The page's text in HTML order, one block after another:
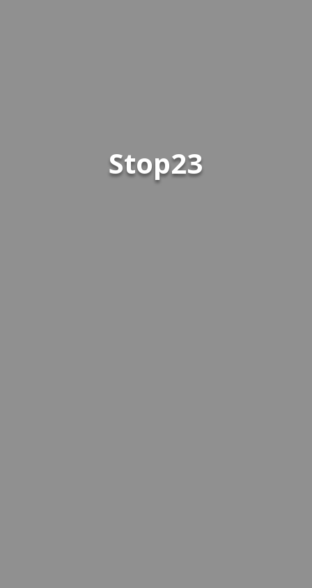
Stop23